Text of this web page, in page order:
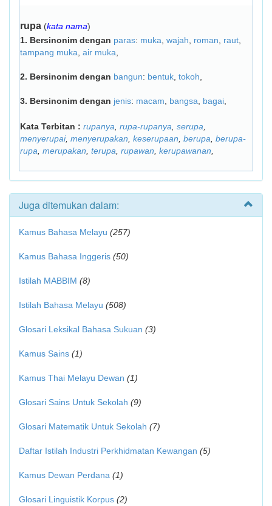
rupa (kata nama)
1. Bersinonim dengan paras: muka wajah roman raut
tampang muka air muka
2. Bersinonim dengan bangun: bentuk tokoh
3. Bersinonim dengan jenis: macam bangsa bagai
Kata Terbitan : rupanya rupa-rupanya serupa
menyerupai, menyerupakan keserupaan berupa berupa-
rupa merupakan terupa rupawan kerupawanan
Juga ditemukan dalam:
Kamus Bahasa Melayu (257)
Kamus Bahasa Inggeris (50)
Istilah MABBIM (8)
Istilah Bahasa Melayu (508)
Glosari Leksikal Bahasa Sukuan (3)
Kamus Sains (1)
Kamus Thai Melayu Dewan (1)
Glosari Sains Untuk Sekolah (9)
Glosari Matematik Untuk Sekolah (7)
Daftar Istilah Industri Perkhidmatan Kewangan (5)
Kamus Dewan Perdana (1)
Glosari Linguistik Korpus (2)